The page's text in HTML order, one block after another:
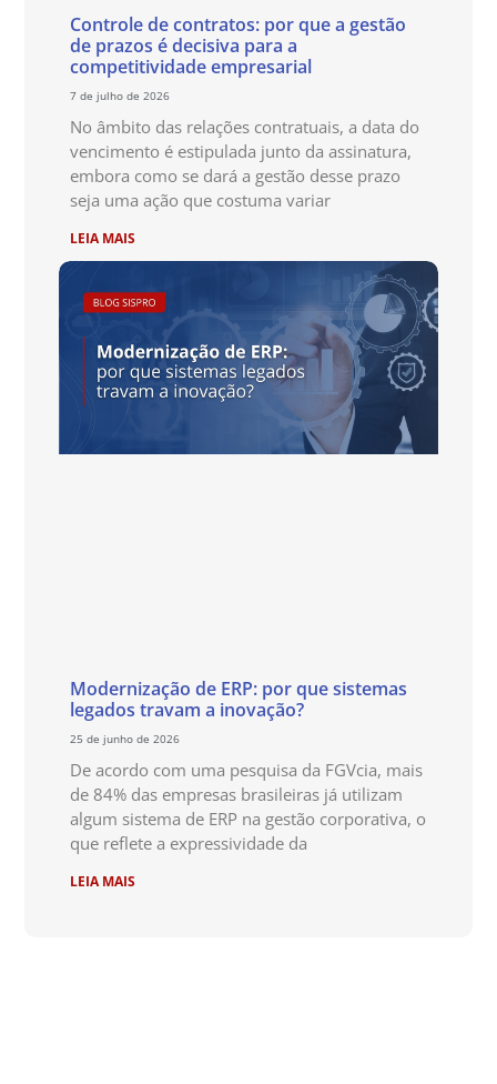
Controle de contratos: por que a gestão
de prazos é decisiva para a
competitividade empresarial
7 de julho de 2026
No âmbito das relações contratuais, a data do
vencimento é estipulada junto da assinatura,
embora como se dará a gestão desse prazo
seja uma ação que costuma variar
LEIA MAIS
Modernização de ERP: por que sistemas
legados travam a inovação?
25 de junho de 2026
De acordo com uma pesquisa da FGVcia, mais
de 84% das empresas brasileiras já utilizam
algum sistema de ERP na gestão corporativa, o
que reflete a expressividade da
LEIA MAIS